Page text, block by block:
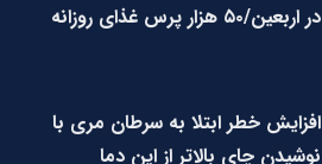
در اربعین/۵۰ هزار پرس غذای روزانه
افزایش خطر ابتلا به سرطان مری با
نوشیدن چای بالاتر از این دما